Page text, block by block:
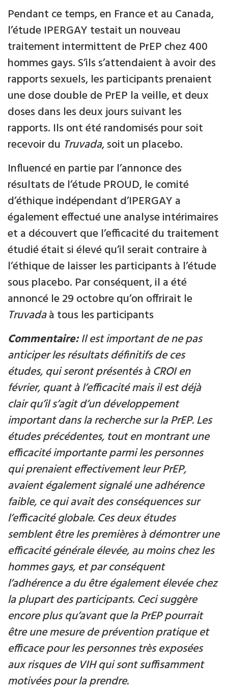
Pendant ce temps, en France et au Canada,
l’étude IPERGAY testait un nouveau
traitement intermittent de PrEP chez 400
hommes gays. S’ils s’attendaient à avoir des
rapports sexuels, les participants prenaient
une dose double de PrEP la veille, et deux
doses dans les deux jours suivant les
rapports. Ils ont été randomisés pour soit
recevoir du Truvada, soit un placebo.
Influencé en partie par l’annonce des
résultats de l’étude PROUD, le comité
d’éthique indépendant d’IPERGAY a
également effectué une analyse intérimaires
et a découvert que l’efficacité du traitement
étudié était si élevé qu’il serait contraire à
l’éthique de laisser les participants à l’étude
sous placebo. Par conséquent, il a été
annoncé le 29 octobre qu’on offrirait le
Truvadaà tous les participants
Commentaire:Il est important de ne pas
anticiper les résultats définitifs de ces
études, qui seront présentés à CROI en
février, quant à l’efficacité mais il est déjà
clair qu’il s’agit d’un développement
important dans la recherche sur la PrEP. Les
études précédentes, tout en montrant une
efficacité importante parmi les personnes
qui prenaient effectivement leur PrEP,
avaient également signalé une adhérence
faible, ce qui avait des conséquences sur
l’efficacité globale. Ces deux études
semblent être les premières à démontrer une
efficacité générale élevée, au moins chez les
hommes gays, et par conséquent
l’adhérence a du être également élevée chez
la plupart des participants. Ceci suggère
encore plus qu’avant que la PrEP pourrait
être une mesure de prévention pratique et
efficace pour les personnes très exposées
aux risques de VIH qui sont suffisamment
motivées pour la prendre.